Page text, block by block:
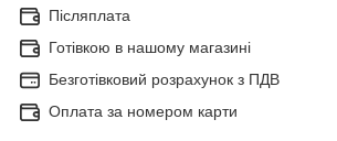
Післяплата
Готівкою в нашому магазині
Безготівковий розрахунок з ПДВ
Оплата за номером карти